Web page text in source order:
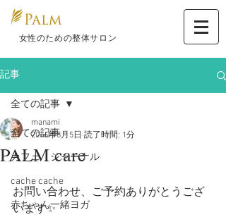
​ 女性のための整体サロン
記事
全ての記事
カフェ ジャーナル
cache cache
赤ちゃん一緒ヨガ
全ての記事
PALM care
manami
2016年8月5日 読了時間: 1分
お問い合わせ、ご予約ありがとうござ
います✨